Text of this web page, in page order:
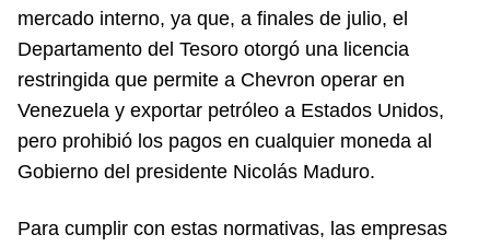
mercado interno, ya que, a finales de julio, el
Departamento del Tesoro otorgó una licencia
restringida que permite a Chevron operar en
Venezuela y exportar petróleo a Estados Unidos,
pero prohibió los pagos en cualquier moneda al
Gobierno del presidente Nicolás Maduro.
Para cumplir con estas normativas, las empresas